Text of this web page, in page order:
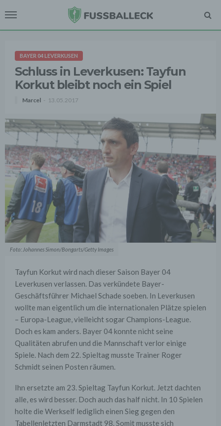
BAYER 04 LEVERKUSEN
Schluss in Leverkusen: Tayfun
Korkut bleibt noch ein Spiel
Marcel 13.05.2017
Foto: Johannes Simon/Bongarts/Getty Images
Tayfun Korkut wird nach dieser Saison Bayer 04
Leverkusen verlassen. Das verkündete Bayer-
Geschäftsführer Michael Schade soeben. In Leverkusen
wollte man eigentlich um die internationalen Plätze spielen
– Europa-League, vielleicht sogar Champions-League.
Doch es kam anders. Bayer 04 konnte nicht seine
Qualitäten abrufen und die Mannschaft verlor einige
Spiele. Nach dem 22. Spieltag musste Trainer Roger
Schmidt seinen Posten räumen.
Ihn ersetzte am 23. Spieltag Tayfun Korkut. Jetzt dachten
alle, es wird besser. Doch auch das half nicht. In 10 Spielen
holte die Werkself lediglich einen Sieg gegen den
Tabellenletzten Darmstadt 98. Somit musste sich